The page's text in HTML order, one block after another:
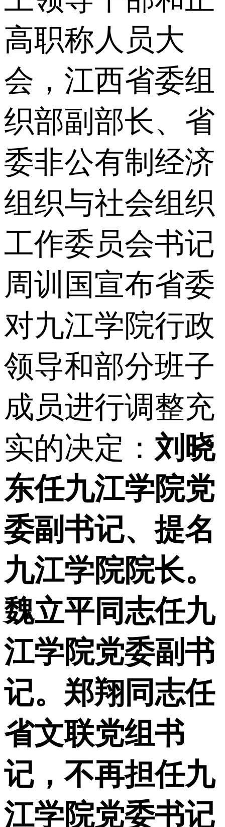
高职称人员大
会，江西省委组
织部副部长、省
委非公有制经济
组织与社会组织
工作委员会书记
周训国宣布省委
对九江学院行政
领导和部分班子
成员进行调整充
实的决定： 刘晓
东任九江学院党
委副书记、提名
九江学院院长。
魏立平同志任九
江学院党委副书
记。郑翔同志任
省文联党组书
记，不再担任九
江学院党委书记